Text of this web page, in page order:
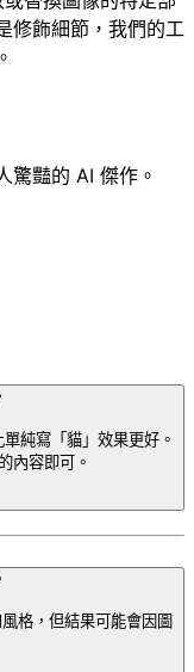
修飾細節，我們的工
驚豔的 AI 傑作。
純寫「貓」效果更好。
內容即可。
格，但結果可能會因圖